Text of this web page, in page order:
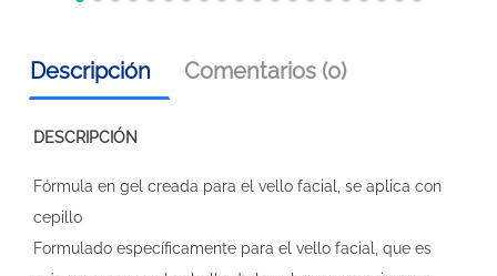
Descripción Comentarios (0)
DESCRIPCIÓN
Fórmula en gel creada para el vello facial, se aplica con
cepillo
Formulado específicamente para el vello facial, que es